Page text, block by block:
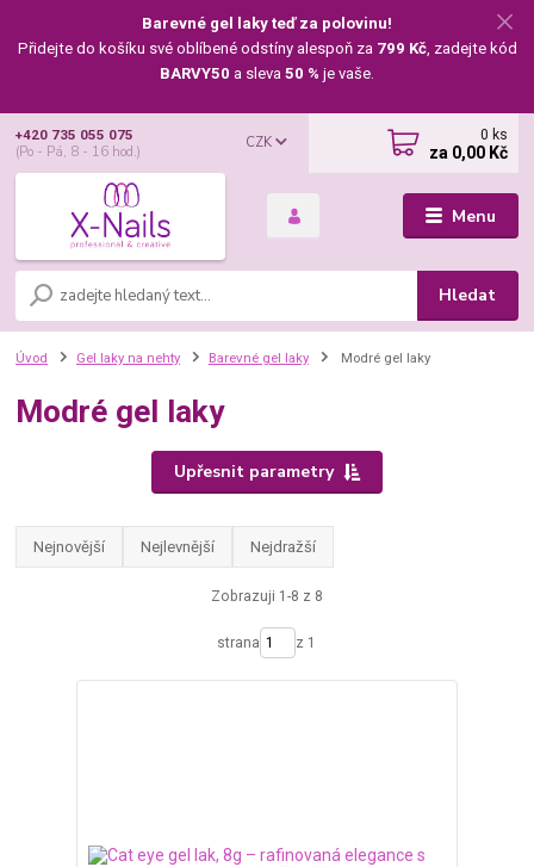
Barevné gel laky teď za polovinu!
Přidejte do košíku své oblíbené odstíny alespoň za 799 Kč, zadejte kód
BARVY50 a sleva 50 % je vaše.
Menu
CZK
Hledat
+420 735 055 075
(Po - Pá, 8 - 16 hod.)
0 ks
za 0,00 Kč
Úvod Gel laky na nehty Barevné gel laky Modré gel laky
Modré gel laky
Upřesnit parametry
Nejnovější Nejlevnější Nejdražší
Zobrazuji 1-8 z 8
strana z 1